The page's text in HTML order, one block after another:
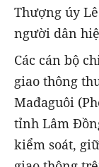
Thượng úy
người dân
Các cán bộ
giao thông
Mađaguôi
tỉnh Lâm
kiểm soát,